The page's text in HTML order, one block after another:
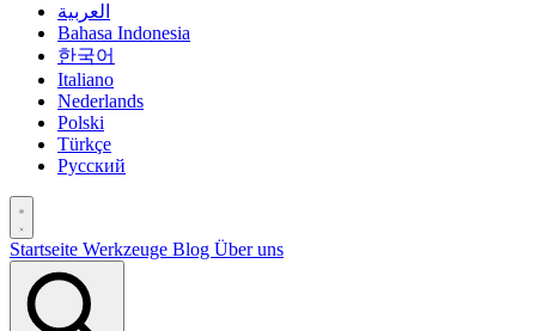
العربية
Bahasa Indonesia
한국어
Italiano
Nederlands
Polski
Türkçe
Русский
Startseite Werkzeuge Blog Über uns